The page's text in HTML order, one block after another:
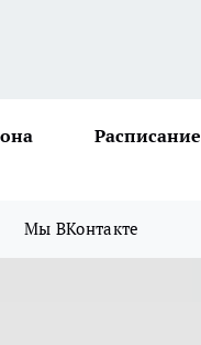
Мы ВКонтакте